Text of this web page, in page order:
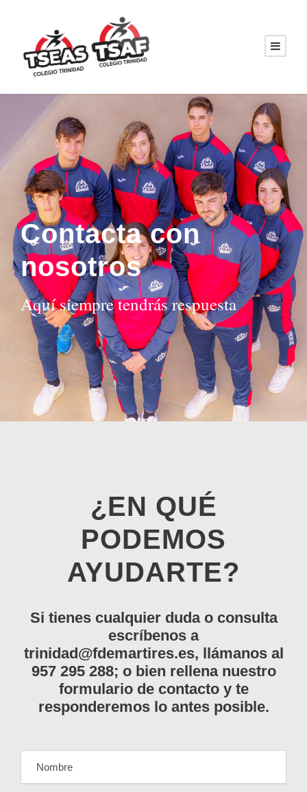
Contacta con
nosotros
Aquí siempre tendrás respuesta
¿EN QUÉ
PODEMOS
AYUDARTE?
Si tienes cualquier duda o consulta
escríbenos a
trinidad@fdemartires.es, llámanos al
957 295 288; o bien rellena nuestro
formulario de contacto y te
responderemos lo antes posible.